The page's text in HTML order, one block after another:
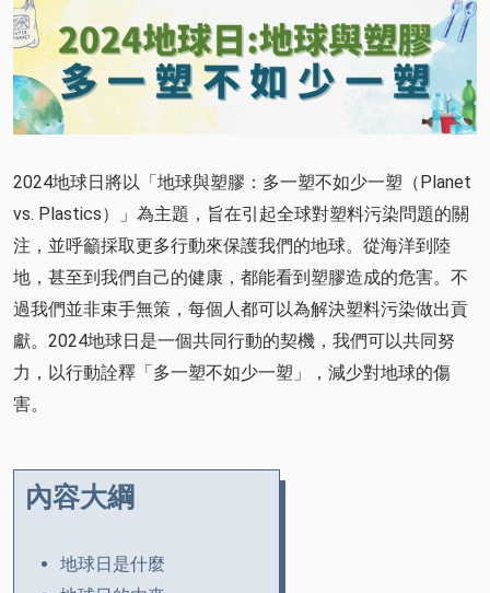
2024地球日將以「地球與塑膠：多一塑不如少一塑（Planet
vs. Plastics）」為主題，旨在引起全球對塑料污染問題的關
注，並呼籲採取更多行動來保護我們的地球。從海洋到陸
地，甚至到我們自己的健康，都能看到塑膠造成的危害。不
過我們並非束手無策，每個人都可以為解決塑料污染做出貢
獻。2024地球日是一個共同行動的契機，我們可以共同努
力，以行動詮釋「多一塑不如少一塑」，減少對地球的傷
害。
內容大綱
地球日是什麼